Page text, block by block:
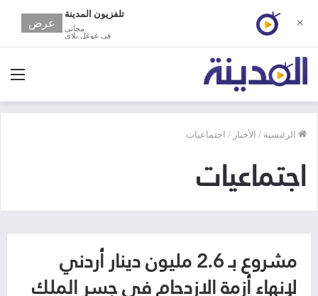
الرئيسية / الأخبار / اجتماعيات
اجتماعيات
مشروع بـ 2.6 مليون دينار أردني
لإنهاء أزمة الازدحام في جسر الملك
✕
تلفزيون المدينة
مجانى
في غوغل بلاي
عرض